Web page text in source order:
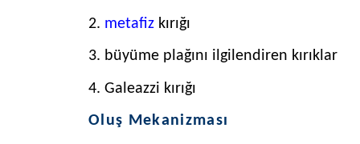
2. metafiz kırığı
3. büyüme plağını ilgilendiren kırıklar
4. Galeazzi kırığı
Oluş Mekanizması